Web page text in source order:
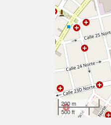
200 m
500 ft